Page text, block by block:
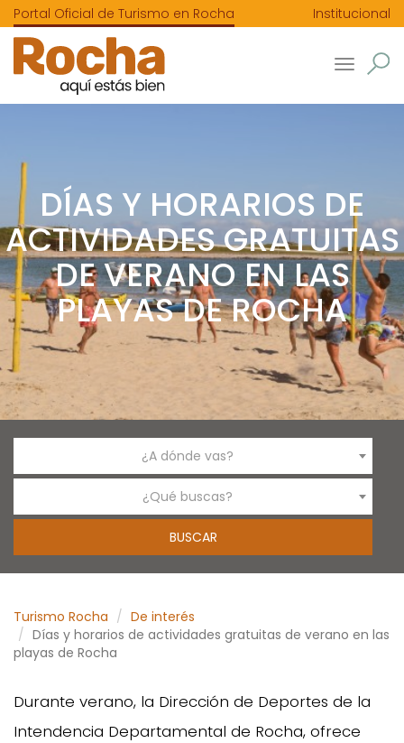
Portal Oficial de Turismo en Rocha Institucional
Toggle
DÍAS Y HORARIOS DE
ACTIVIDADES GRATUITAS
DE VERANO EN LAS
PLAYAS DE ROCHA
¿A dónde vas?
¿Qué buscas?
Turismo Rocha
De interés
Días y horarios de actividades gratuitas de verano en las
playas de Rocha
Durante verano, la Dirección de Deportes de la
Intendencia Departamental de Rocha, ofrece